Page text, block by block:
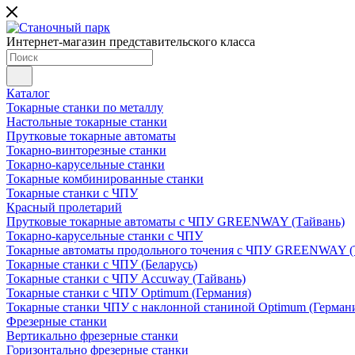
Интернет-магазин представительского класса
Каталог
Токарные станки по металлу
Настольные токарные станки
Прутковые токарные автоматы
Токарно-винторезные станки
Токарно-карусельные станки
Токарные комбинированные станки
Токарные станки с ЧПУ
Красный пролетарий
Прутковые токарные автоматы с ЧПУ GREENWAY (Тайвань)
Токарно-карусельные станки с ЧПУ
Токарные автоматы продольного точения с ЧПУ GREENWAY
Токарные станки с ЧПУ (Беларусь)
Токарные станки с ЧПУ Accuway (Тайвань)
Токарные станки с ЧПУ Optimum (Германия)
Токарные станки ЧПУ с наклонной станиной Optimum
Фрезерные станки
Вертикально фрезерные станки
Горизонтально фрезерные станки